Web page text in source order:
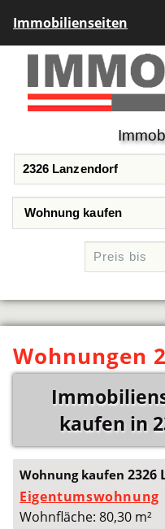
Immobilienseiten
Wohnungen
kaufen in
Wohnung kaufen2326
Eigentumswohnung
Wohnfläche: 80,30 m²